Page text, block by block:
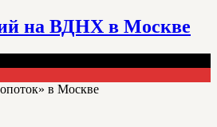
на ВДНХ в Москве